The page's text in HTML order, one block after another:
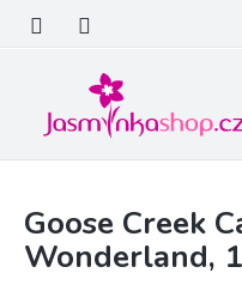
obsah
Goose Creek
Wonderland,